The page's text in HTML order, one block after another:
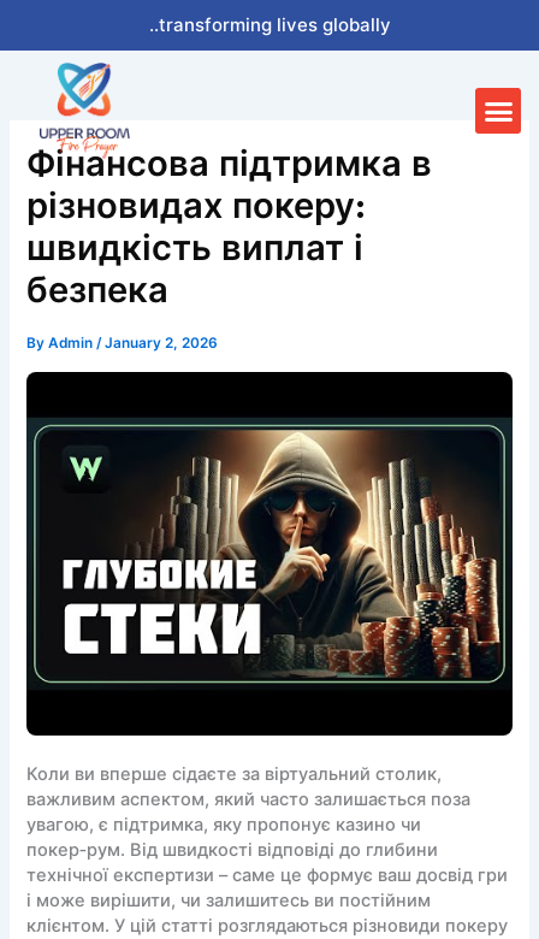
content
..transforming lives globally
Фінансова підтримка в
різновидах покеру:
швидкість виплат і
безпека
ByAdmin/January 2, 2026
Коли ви вперше сідаєте за віртуальний столик,
важливим аспектом, який часто залишається поза
увагою, є підтримка, яку пропонує казино чи
покер‑рум. Від швидкості відповіді до глибини
технічної експертизи – саме це формує ваш досвід гри
і може вирішити, чи залишитесь ви постійним
клієнтом. У цій статті розглядаються різновиди покеру